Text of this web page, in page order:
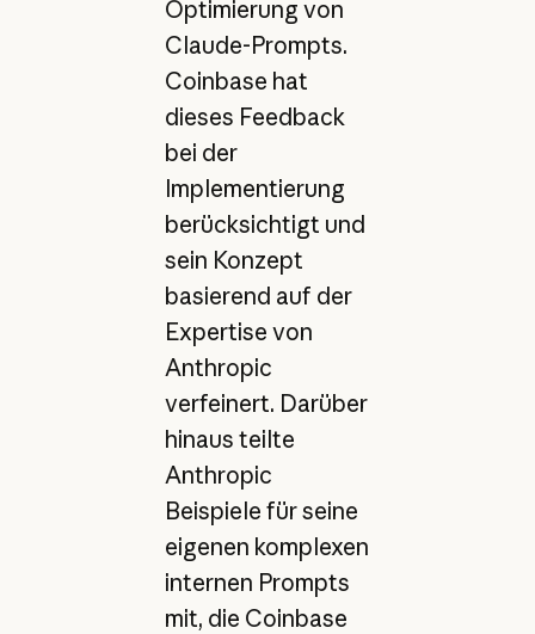
Optimierung von
Claude-Prompts.
Coinbase hat
dieses Feedback
bei der
Implementierung
berücksichtigt und
sein Konzept
basierend auf der
Expertise von
Anthropic
verfeinert. Darüber
hinaus teilte
Anthropic
Beispiele für seine
eigenen komplexen
internen Prompts
mit, die Coinbase